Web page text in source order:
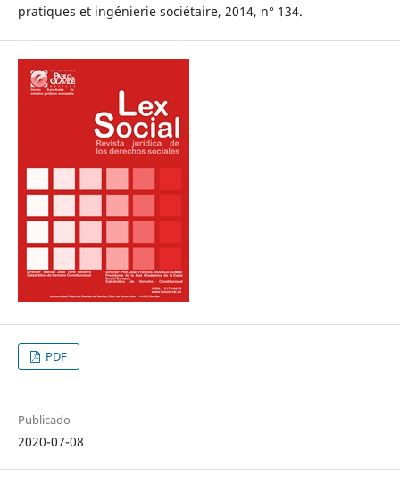
pratiques et ingénierie sociétaire, 2014, n° 134.
PDF
Publicado
2020-07-08